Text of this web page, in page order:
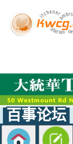
百事论坛